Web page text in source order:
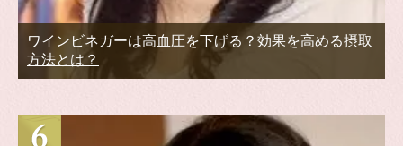
ワインビネガーは高血圧を下げる？効果を高める摂取
方法とは？